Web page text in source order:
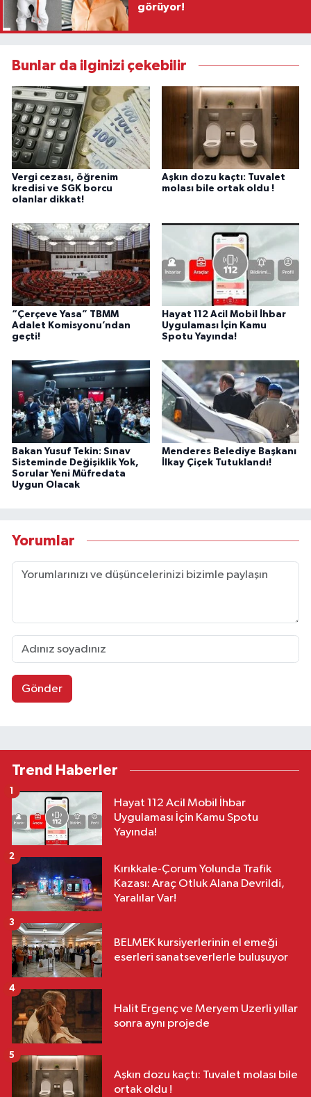
görüyor!
Bunlar da ilginizi çekebilir
Vergi cezası, öğrenim
kredisi ve SGK borcu
olanlar dikkat!
Aşkın dozu kaçtı: Tuvalet
molası bile ortak oldu !
“Çerçeve Yasa” TBMM
Adalet Komisyonu’ndan
geçti!
Hayat 112 Acil Mobil İhbar
Uygulaması İçin Kamu
Spotu Yayında!
Bakan Yusuf Tekin: Sınav
Sisteminde Değişiklik Yok,
Sorular Yeni Müfredata
Uygun Olacak
Menderes Belediye Başkanı
İlkay Çiçek Tutuklandı!
Yorumlar
Gönder
Trend Haberler
Hayat 112 Acil Mobil İhbar
Uygulaması İçin Kamu Spotu
Yayında!
1
Kırıkkale-Çorum Yolunda Trafik
Kazası: Araç Otluk Alana Devrildi,
Yaralılar Var!
2
BELMEK kursiyerlerinin el emeği
eserleri sanatseverlerle buluşuyor
3
Halit Ergenç ve Meryem Uzerli yıllar
sonra aynı projede
4
Aşkın dozu kaçtı: Tuvalet molası bile
ortak oldu !
5